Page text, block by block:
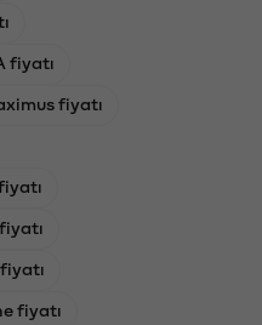
fiyatı
fiyatı
fiyatı